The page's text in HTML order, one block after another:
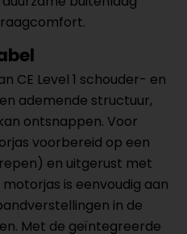
CE Level 1 schouder- en
ademende structuur,
ontsnappen. Voor
voorbereid op een
en uitgerust met
is eenvoudig aan
in de
Met de geïntegreerde